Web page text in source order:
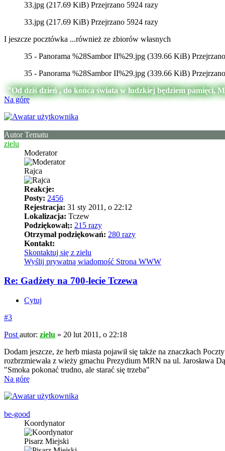
33.jpg (217.69 KiB) Przejrzano 5924 razy
33.jpg (217.69 KiB) Przejrzano 5924 razy
I jeszcze pocztówka ...również ze zbiorów własnych
35 - Panorama %28Sambor II%29.jpg (339.66 KiB)
35 - Panorama %28Sambor II%29.jpg (339.66 KiB)
"Od dziś dzień , do końca świata w ludzkiej będziem pamięci,
Na górę
Autor Tematu
zielu
Moderator
Rajca
Reakcje:
Posty: 2456
Rejestracja: 31 sty 2011, o 22:12
Lokalizacja: Tczew
Podziękował;: 215 razy
Otrzymał podziękowań: 280 razy
Kontakt:
Skontaktuj się z zielu
Wyślij prywatną wiadomość Strona WWW
Re: Gadżety na 700-lecie Tczewa
Cytuj
#3
Post autor: zielu » 20 lut 2011, o 22:18
Dodam jeszcze, że herb miasta pojawił się także na znaczkach
rozbrzmiewała z wieży gmachu Prezydium MRN na ul. Jarosława
"Smoka pokonać trudno, ale starać się trzeba"
Na górę
be-good
Koordynator
Pisarz Miejski